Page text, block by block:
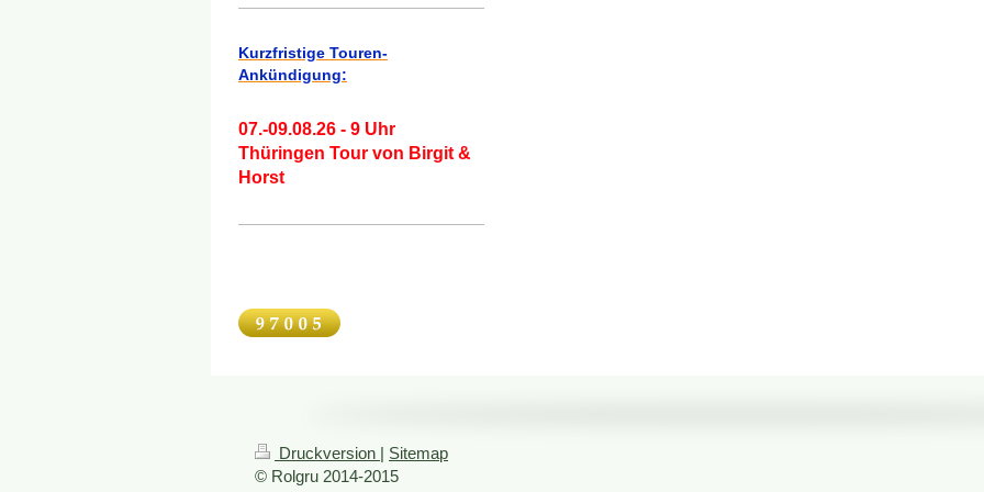
Kurzfristige Touren-
Ankündigung:
07.-09.08.26 - 9 Uhr
Thüringen Tour von Birgit &
Horst
Druckversion | Sitemap
© Rolgru 2014-2015